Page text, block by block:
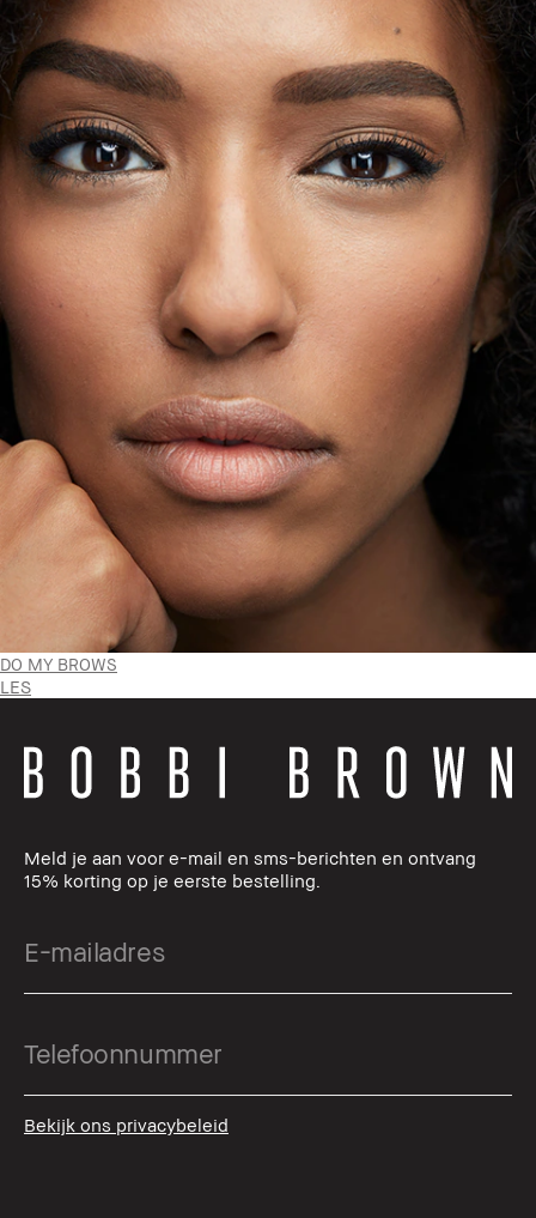
DO MY BROWS
LES
Meld je aan voor e-mail en sms-berichten en ontvang
15% korting op je eerste bestelling.
Bekijk ons privacybeleid